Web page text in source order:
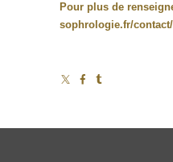
Pour plus de
sophrologie.fr/contact/